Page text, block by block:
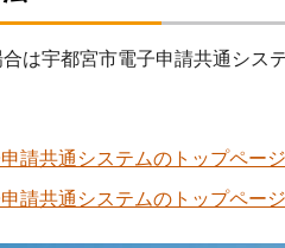
場合は宇都宮市電子申
請共通システムのトップペー
請共通システムのトップペー